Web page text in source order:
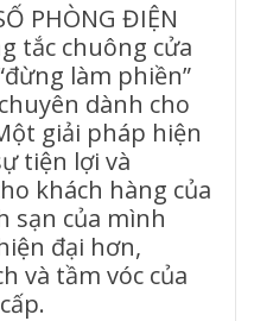
PHÒNG ĐIỆN
tắc chuông cửa
làm phiền”
dành cho
giải pháp hiện
tiện lợi và
khách hàng của
sạn của mình
đại hơn,
và tầm vóc của